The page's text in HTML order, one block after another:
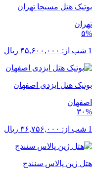
بوتیک هتل مسیحا تهران
تهران
۵%
1 شب از: ۴۵,۶۰۰,۰۰۰ ریال
بوتیک هتل ایزدی اصفهان
اصفهان
۳۰%
1 شب از: ۳۶,۷۵۶,۰۰۰ ریال
هتل ژین پالاس سنندج